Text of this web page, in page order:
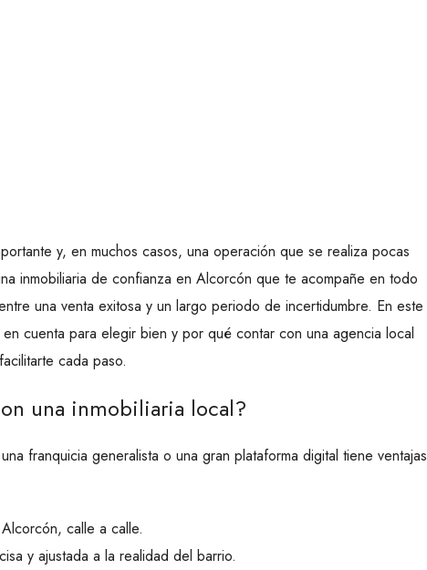
y, en muchos casos, una operación que se realiza pocas
inmobiliaria de confianza en Alcorcón que te acompañe en todo
una venta exitosa y un largo periodo de incertidumbre. En este
cuenta para elegir bien y por qué contar con una agencia local
cada paso.
una inmobiliaria local?
franquicia generalista o una gran plataforma digital tiene ventajas
calle a calle.
y ajustada a la realidad del barrio.